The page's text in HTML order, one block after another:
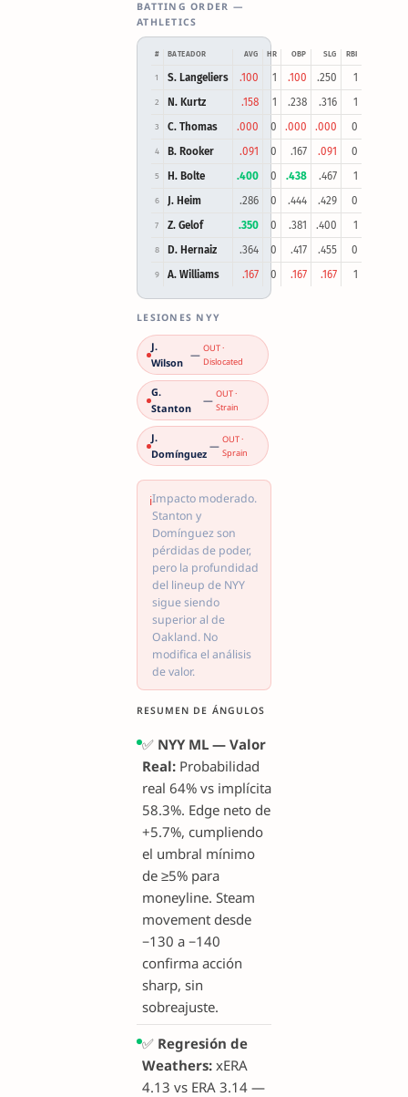
BATTING ORDER —
ATHLETICS
# BATEADOR AVG HR OBP SLG RBI
1 S. Langeliers .100 1 .100 .250 1
2 N. Kurtz .158 1 .238 .316 1
3 C. Thomas .000 0 .000 .000 0
4 B. Rooker .091 0 .167 .091 0
5 H. Bolte .400 0 .438 .467 1
6 J. Heim .286 0 .444 .429 0
7 Z. Gelof .350 0 .381 .400 1
8 D. Hernaiz .364 0 .417 .455 0
9 A. Williams .167 0 .167 .167 1
LESIONES NYY
J.
Wilson
— OUT ·
Dislocated
G.
Stanton
— OUT ·
Strain
J.
Domínguez
— OUT ·
Sprain
ℹImpacto moderado.
Stanton y
Domínguez son
pérdidas de poder,
pero la profundidad
del lineup de NYY
sigue siendo
superior al de
Oakland. No
modifica el análisis
de valor.
RESUMEN DE ÁNGULOS
✅ NYY ML — Valor
Real: Probabilidad
real 64% vs implícita
58.3%. Edge neto de
+5.7%, cumpliendo
el umbral mínimo
de ≥5% para
moneyline. Steam
movement desde
−130 a −140
confirma acción
sharp, sin
sobreajuste.
✅ Regresión de
Weathers: xERA
4.13 vs ERA 3.14 —